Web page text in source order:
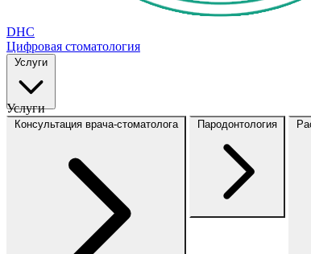
DHC
Цифровая стоматология
Услуги
Услуги
Консультация врача-стоматолога Пародонтология